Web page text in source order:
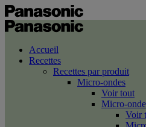
Accueil
Recettes
Recettes par produit
Micro-ondes
Voir tout
Micro-
Voir